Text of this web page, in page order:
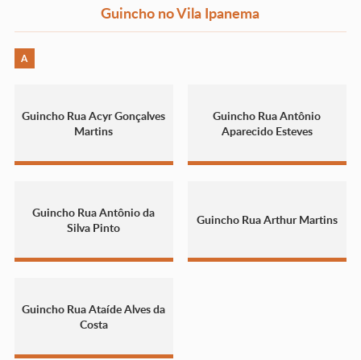
Guincho no Vila Ipanema
A
Guincho Rua Acyr Gonçalves
Martins
Guincho Rua Antônio
Aparecido Esteves
Guincho Rua Antônio da
Silva Pinto
Guincho Rua Arthur Martins
Guincho Rua Ataíde Alves da
Costa